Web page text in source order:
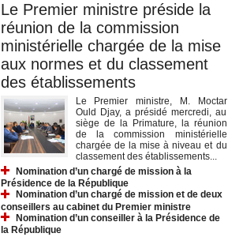
Le Premier ministre préside la
réunion de la commission
ministérielle chargée de la mise
aux normes et du classement
des établissements
Le Premier ministre, M. Moctar
Ould Djay, a présidé mercredi, au
siège de la Primature, la réunion
de la commission ministérielle
chargée de la mise à niveau et du
classement des établissements...
Nomination d’un chargé de mission à la
Présidence de la République
Nomination d’un chargé de mission et de deux
conseillers au cabinet du Premier ministre
Nomination d’un conseiller à la Présidence de
la République